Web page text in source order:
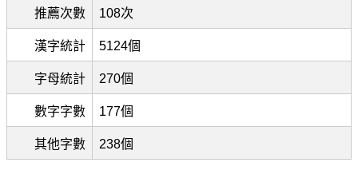
推薦次數 108次
漢字統計 5124個
字母統計 270個
數字字數 177個
其他字數 238個